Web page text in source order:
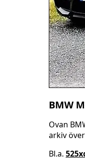
BMW
Ovan
arkiv
Bl.a.